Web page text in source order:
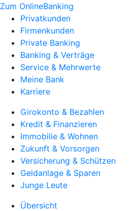
Zum OnlineBanking
Privatkunden
Firmenkunden
Private Banking
Banking & Verträge
Service & Mehrwerte
Meine Bank
Karriere
Girokonto & Bezahlen
Kredit & Finanzieren
Immobilie & Wohnen
Zukunft & Vorsorgen
Versicherung & Schützen
Geldanlage & Sparen
Junge Leute
Übersicht